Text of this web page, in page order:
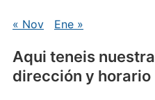
« Nov Ene »
Aqui teneis nuestra
dirección y horario